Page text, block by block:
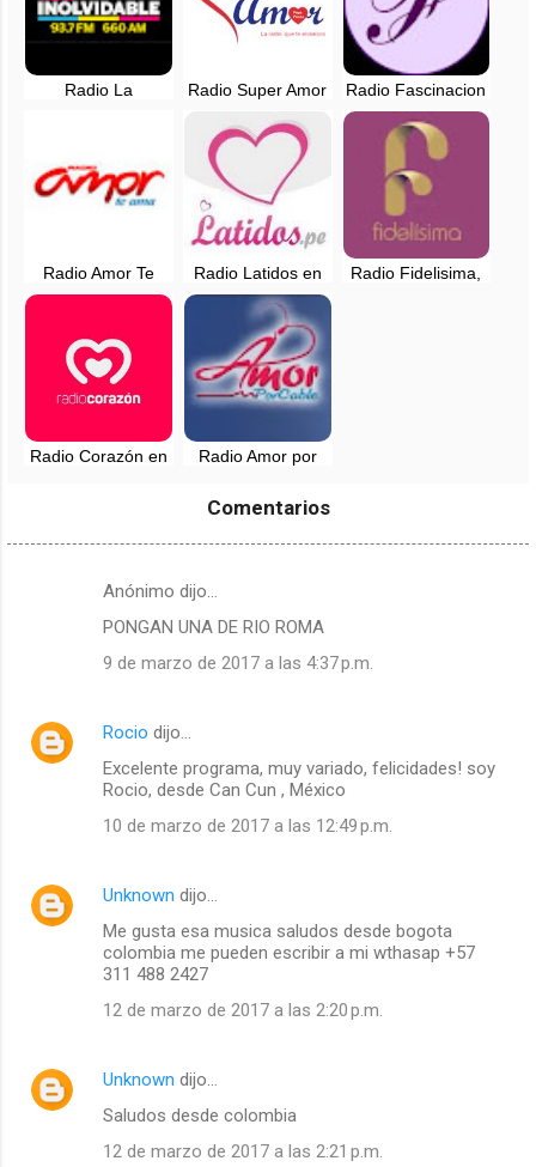
Radio La
Radio Super Amor
en vivo - Lima,
Perú
Radio Fascinacion
en vivo - Lima,
Perú
Radio Amor Te
ama, en vivo -
Radio Latidos en
vivo - 94.7 FM -
Huaral, Lima
Radio Fidelisima,
Radio Corazón en
Radio Amor por
Comentarios
n
t
o
Anónimo dijo…
PONGAN UNA DE RIO ROMA
9 de marzo de 2017 a las 4:37 p.m.
Rocio dijo…
Excelente programa, muy variado, felicidades! soy
Rocio, desde Can Cun , México
10 de marzo de 2017 a las 12:49 p.m.
Unknown dijo…
Me gusta esa musica saludos desde bogota
colombia me pueden escribir a mi wthasap +57
311 488 2427
12 de marzo de 2017 a las 2:20 p.m.
Unknown dijo…
Saludos desde colombia
12 de marzo de 2017 a las 2:21 p.m.